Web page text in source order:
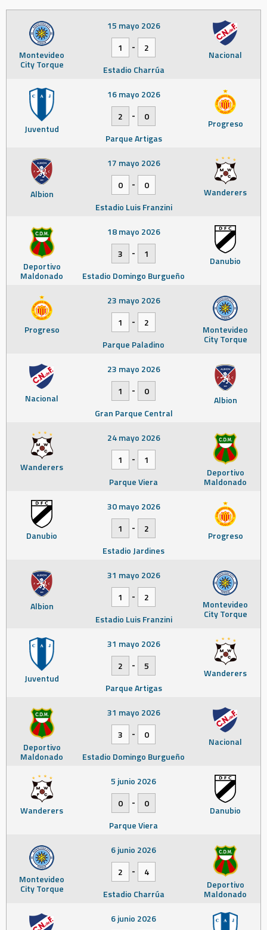
Montevideo
City Torque
Nacional
15 mayo 2026
1
-
2
Estadio Charrúa
Juventud Progreso
16 mayo 2026
2
-
0
Parque Artigas
Albion Wanderers
17 mayo 2026
0
-
0
Estadio Luis Franzini
Deportivo
Maldonado
Danubio
18 mayo 2026
3
-
1
Estadio Domingo Burgueño
Progreso Montevideo
City Torque
23 mayo 2026
1
-
2
Parque Paladino
Nacional Albion
23 mayo 2026
1
-
0
Gran Parque Central
Wanderers Deportivo
Maldonado
24 mayo 2026
1
-
1
Parque Viera
Danubio Progreso
30 mayo 2026
1
-
2
Estadio Jardines
Albion Montevideo
City Torque
31 mayo 2026
1
-
2
Estadio Luis Franzini
Juventud Wanderers
31 mayo 2026
2
-
5
Parque Artigas
Deportivo
Maldonado
Nacional
31 mayo 2026
3
-
0
Estadio Domingo Burgueño
Wanderers Danubio
5 junio 2026
0
-
0
Parque Viera
Montevideo
City Torque Deportivo
Maldonado
6 junio 2026
2
-
4
Estadio Charrúa
6 junio 2026